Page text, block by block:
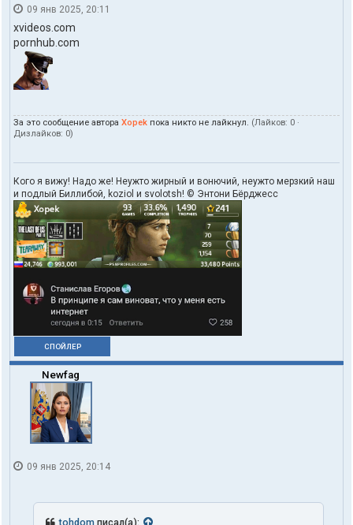
н
ь
в
т
е
л
я
o
p
k
09 янв 2025, 20:11
xvideos.com
pornhub.com
За это сообщение автора Xopek пока никто не лайкнул. (Лайков: 0 ·
Дизлайков: 0)
Кого я вижу! Надо же! Неужто жирный и вонючий, неужто мерзкий наш
и подлый Биллибой, koziol и svolotsh! © Энтони Бёрджесс
СПОЙЛЕР
Newfag
09 янв 2025, 20:14
tohdom писал(а):